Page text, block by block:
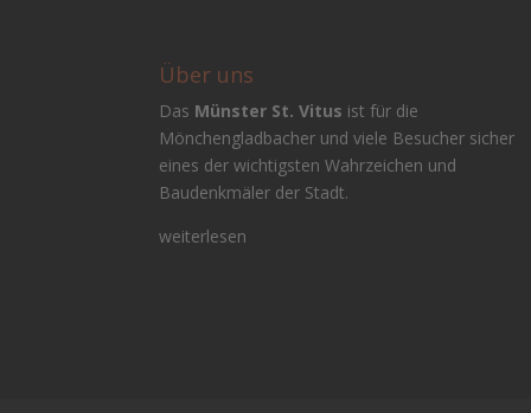
Über uns
Das Münster St. Vitus ist für die
Mönchengladbacher und viele Besucher sicher
eines der wichtigsten Wahrzeichen und
Baudenkmäler der Stadt.
weiterlesen